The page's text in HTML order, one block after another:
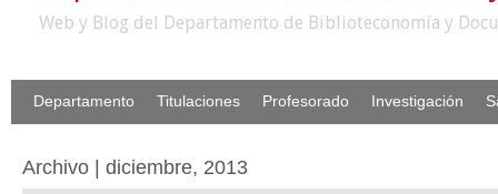
Web y Blog del Departamento de Biblioteconomía y
Departamento Titulaciones Profesorado Investigación
Archivo | diciembre, 2013